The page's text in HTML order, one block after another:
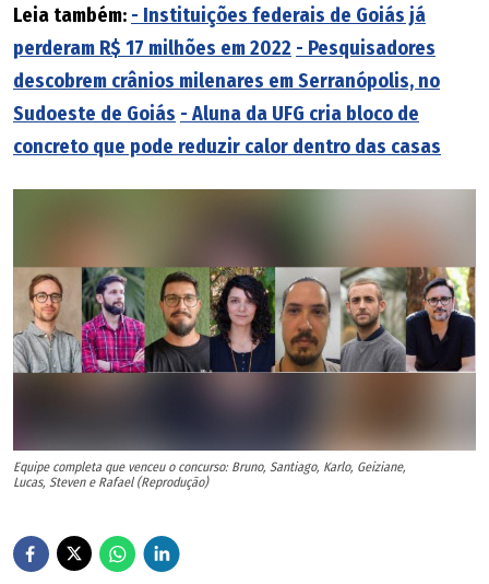
Leia também: - Instituições federais de Goiás já
perderam R$ 17 milhões em 2022 - Pesquisadores
descobrem crânios milenares em Serranópolis, no
Sudoeste de Goiás - Aluna da UFG cria bloco de
concreto que pode reduzir calor dentro das casas
Equipe completa que venceu o concurso: Bruno, Santiago, Karlo, Geiziane,
Lucas, Steven e Rafael (Reprodução)